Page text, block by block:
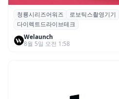
청룡시리즈어워즈 레드
형 이족 보행 로봇 ‘티타
청룡시리즈어워즈 로보틱스촬영기기
다이렉트드라이브테크
Welaunch
8월 5일 오전 1:58